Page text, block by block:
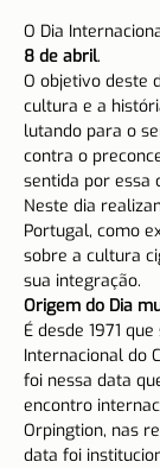
O Dia
8 de abril.
O objetivo deste
cultura e a
lutando para o
contra o
sentida por essa
Neste dia
Portugal, como
sobre a cultura
sua integração.
Origem do Dia
É desde 1971
Internacional do
foi nessa data
encontro
Orpingtion, nas
data foi